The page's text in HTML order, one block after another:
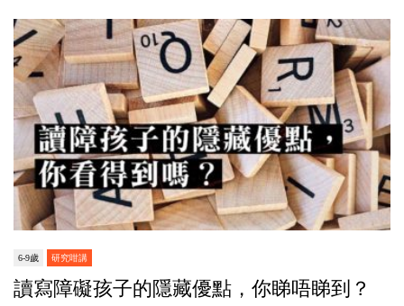
6-9歲 研究咁講
讀寫障礙孩子的隱藏優點，你睇唔睇到？